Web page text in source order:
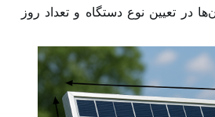
در تعیین نوع دستگاه و تعداد روز